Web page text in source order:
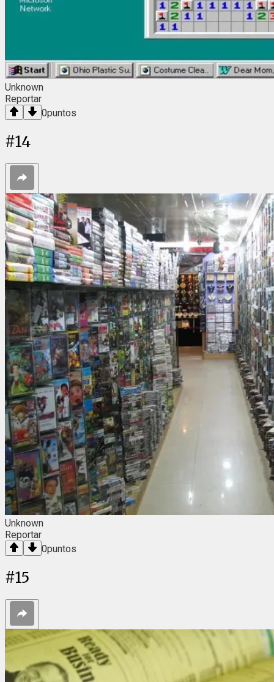
Unknown
Reportar
0puntos
#14
Unknown
Reportar
0puntos
#15